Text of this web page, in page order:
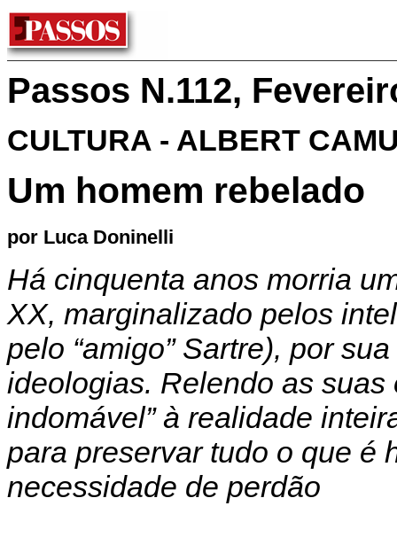
Passos N.112,
CULTURA - ALBERT
Um homem rebelado
por Luca Doninelli
Há cinquenta anos morria
XX, marginalizado pelos
pelo “amigo” Sartre), por
ideologias. Relendo as suas
indomável” à realidade
para preservar tudo o que é
necessidade de perdão